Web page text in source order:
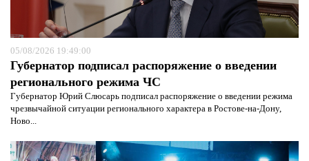
05/08/2026 19:49:00
Губернатор подписал распоряжение о введении
регионального режима ЧС
Губернатор Юрий Слюсарь подписал распоряжение о введении режима
чрезвычайной ситуации регионального характера в Ростове-на-Дону,
Ново...